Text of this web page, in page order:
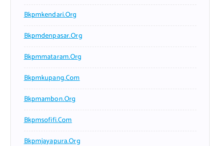
Bkpmkendari.org
Bkpmdenpasar.org
Bkpmmataram.org
Bkpmkupang.com
Bkpmambon.org
Bkpmsofifi.com
Bkpmjayapura.org